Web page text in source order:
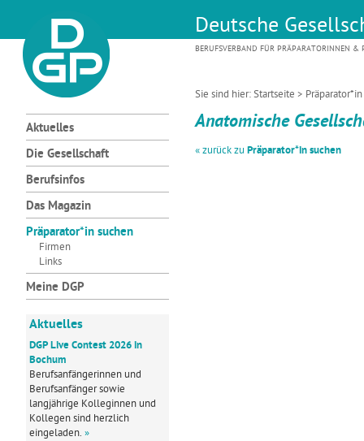
Deutsche
BERUFSVERBAND FÜR PRÄPARATORINNEN &
Sie sind hier:Startseite >
Aktuelles
Die Gesellschaft
Berufsinfos
Das Magazin
Präparator*in suchen
Firmen
Links
Meine DGP
Aktuelles
DGP Live Contest 2026 in
Bochum
Berufsanfängerinnen und
Berufsanfänger sowie
langjährige Kolleginnen und
Kollegen sind herzlich
eingeladen. »
Anatomische
« zurück zu Präparator*in suchen